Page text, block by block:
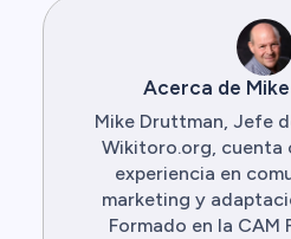
Acerca de
Mike Druttman, Jefe
Wikitoro.org, cuenta
experiencia en
marketing y
Formado en la CAM